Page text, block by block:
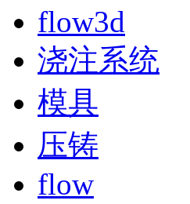
flow3d
浇注系统
模具
压铸
flow